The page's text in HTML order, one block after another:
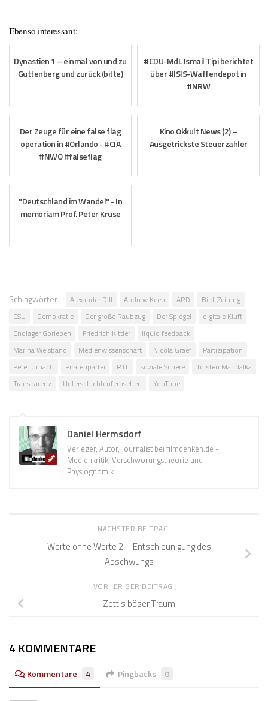
Ebenso interessant:
Dynastien 1 – einmal von und zu
Guttenberg und zurück (bitte)
#CDU-MdL Ismail Tipi berichtet
über #ISIS-Waffendepot in
#NRW
Der Zeuge für eine false flag
operation in #Orlando - #CIA
#NWO #falseflag
Kino Okkult News (2) –
Ausgetrickste Steuerzahler
"Deutschland im Wandel" - In
memoriam Prof. Peter Kruse
Schlagwörter: Alexander Dill Andrew Keen ARD
Bild-Zeitung
CSU
Demokratie Der große Raubzug Der Spiegel
digitale Kluft
Endlager Gorleben
Friedrich Kittler
liquid feedback
Marina Weisband
Medienwissenschaft Nicola Graef
Partizipation
Peter Urbach
Piratenpartei RTL soziale Schere
Torsten Mandalka
Transparenz
Unterschichtenfernsehen YouTube
Daniel Hermsdorf
Verleger, Autor, Journalist bei filmdenken.de -
Medienkritik, Verschwörungstheorie und
Physiognomik
NÄCHSTER BEITRAG
Worte ohne Worte 2 – Entschleunigung des
Abschwungs
VORHERIGER BEITRAG
Zettls böser Traum
4 KOMMENTARE
Kommentare 4 Pingbacks 0